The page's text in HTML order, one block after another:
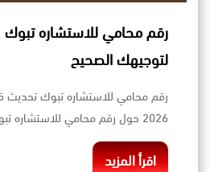
رقم محامي للاستشاره تبوك
لتوجيهك الصحيح
2026 حول رقم محامي للاستشاره تبوك…
اقرأ المزيد